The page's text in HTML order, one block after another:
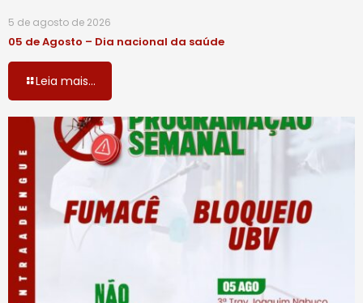
5 de agosto de 2026
05 de Agosto – Dia nacional da saúde
Leia mais...